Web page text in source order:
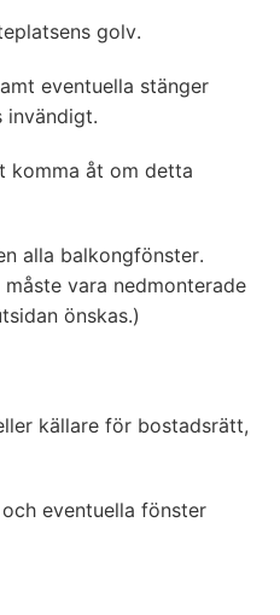
golv.
eventuella stänger
invändigt.
komma åt om detta
alla balkongfönster.
vara nedmonterade
önskas.)
källare för bostadsrätt,
eventuella fönster